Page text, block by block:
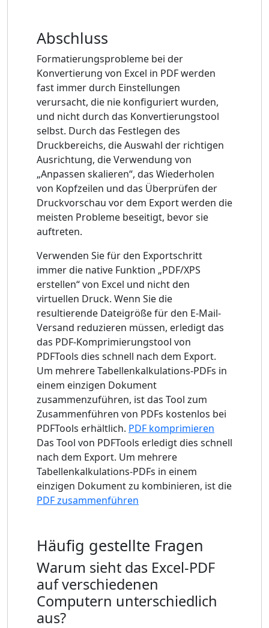
Abschluss
Formatierungsprobleme bei der
Konvertierung von Excel in PDF werden
fast immer durch Einstellungen
verursacht, die nie konfiguriert wurden,
und nicht durch das Konvertierungstool
selbst. Durch das Festlegen des
Druckbereichs, die Auswahl der richtigen
Ausrichtung, die Verwendung von
„Anpassen skalieren“, das Wiederholen
von Kopfzeilen und das Überprüfen der
Druckvorschau vor dem Export werden die
meisten Probleme beseitigt, bevor sie
auftreten.
Verwenden Sie für den Exportschritt
immer die native Funktion „PDF/XPS
erstellen“ von Excel und nicht den
virtuellen Druck. Wenn Sie die
resultierende Dateigröße für den E-Mail-
Versand reduzieren müssen, erledigt das
das PDF-Komprimierungstool von
PDFTools dies schnell nach dem Export.
Um mehrere Tabellenkalkulations-PDFs in
einem einzigen Dokument
zusammenzuführen, ist das Tool zum
Zusammenführen von PDFs kostenlos bei
PDFTools erhältlich. PDF komprimieren
Das Tool von PDFTools erledigt dies schnell
nach dem Export. Um mehrere
Tabellenkalkulations-PDFs in einem
einzigen Dokument zu kombinieren, ist die
PDF zusammenführen
Häufig gestellte Fragen
Warum sieht das Excel-PDF
auf verschiedenen
Computern unterschiedlich
aus?